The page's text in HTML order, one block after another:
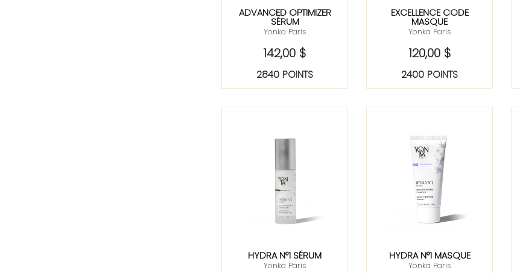
ADVANCED OPTIMIZER
SÉRUM
Yonka Paris
142,00 $
2840 POINTS
EXCELLENCE CODE
MASQUE
Yonka Paris
120,00 $
2400 POINTS
HYDRA N°1 SÉRUM
Yonka Paris
HYDRA N°1 MASQUE
Yonka Paris